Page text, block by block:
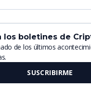
los boletines de
de los últimos
SUSCRIBIRME